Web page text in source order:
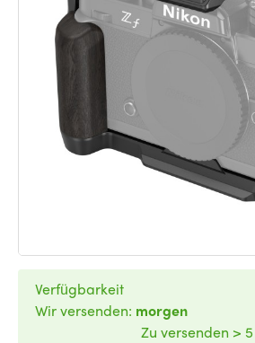
Verfügbarkeit
Wir versenden: morgen
Zu versenden >